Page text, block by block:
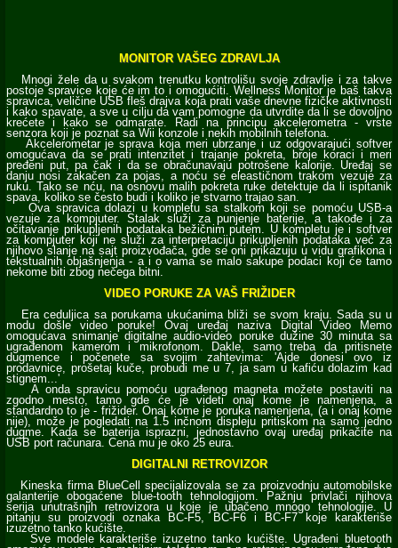
MONITOR VAŠEG ZDRAVLJA
Mnogi žele da u svakom trenutku kontrolišu svoje zdravlje i za takve
postoje spravice koje će im to i omogućiti. Wellness Monitor je baš takva
spravica, veličine USB fleš drajva koja prati vaše dnevne fizičke aktivnosti
i kako spavate, a sve u cilju da vam pomogne da utvrdite da li se dovoljno
krećete i kako se odmarate. Radi na principu akcelerometra - vrste
senzora koji je poznat sa Wii konzole i nekih mobilnih telefona.
Akcelerometar je sprava koja meri ubrzanje i uz odgovarajući softver
omogućava da se prati intenzitet i trajanje pokreta, broje koraci i meri
pređeni put, pa čak i da se obračunavaju potrošene kalorije. Uređaj se
danju nosi zakačen za pojas, a noću se eleastičnom trakom vezuje za
ruku. Tako se nću, na osnovu malih pokreta ruke detektuje da li ispitanik
spava, koliko se često budi i koliko je stvarno trajao san.
Ova spravica dolazi u kompletu sa stalkom koji se pomoću USB-a
vezuje za kompjuter. Stalak služi za punjenje baterije, a takođe i za
očitavanje prikupljenih podataka bežičnim putem. U kompletu je i softver
za kompjuter koji ne služi za interpretaciju prikupljenih podataka već za
njihovo slanje na sajt proizvođača, gde se oni prikazuju u vidu grafikona i
tekstualnih objašnjenja - a i o vama se malo sakupe podaci koji će tamo
nekome biti zbog nečega bitni.
VIDEO PORUKE ZA VAŠ FRIŽIDER
Era ceduljica sa porukama ukućanima bliži se svom kraju. Sada su u
modu došle video poruke! Ovaj uređaj naziva Digital Video Memo
omogućava snimanje digitalne audio-video poruke dužine 30 minuta sa
ugrađenom kamerom i mikrofonom. Dakle, samo treba da pritisnete
dugmence i počenete sa svojim zahtevima: 'Ajde donesi ovo iz
prodavnice, prošetaj kuče, probudi me u 7, ja sam u kafiću dolazim kad
stignem...'
A onda spravicu pomoću ugrađenog magneta možete postaviti na
zgodno mesto, tamo gde će je videti onaj kome je namenjena, a
standardno to je - frižider. Onaj kome je poruka namenjena, (a i onaj kome
nije), može je pogledati na 1.5 inčnom displeju pritiskom na samo jedno
dugme. Kada se baterija isprazni, jednostavno ovaj uređaj prikačite na
USB port računara. Cena mu je oko 25 eura.
DIGITALNI RETROVIZOR
Kineska firma BlueCell specijalizovala se za proizvodnju automobilske
galanterije obogaćene blue-tooth tehnologijom. Pažnju privlači njihova
serija unutrašnjih retrovizora u koje je ubačeno mnogo tehnologije. U
pitanju su proizvodi oznaka BC-F5, BC-F6 i BC-F7 koje karakteriše
izuzetno tanko kućište.
Sve modele karakteriše izuzetno tanko kućište. Ugrađeni bluetooth